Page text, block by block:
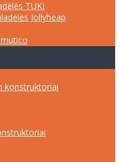
TUKI
Jollyheap
konstruktoriai